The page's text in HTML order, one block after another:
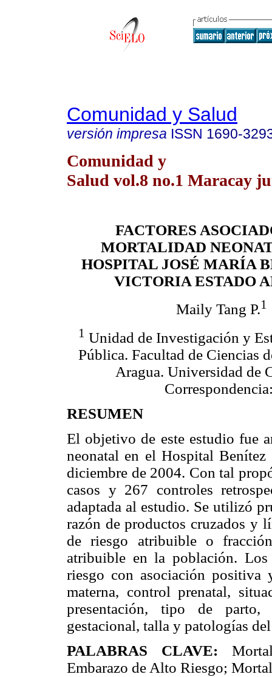
Comunidad y Salud
versión impresa ISSN 1690-
Comunidad y
Salud vol.8 no.1 Maracay
FACTORES
MORTALIDAD
HOSPITAL JOSÉ MARÍA
VICTORIA ESTADO
Maily Tang P.1
1 Unidad de Investigación y
Pública. Facultad de Ciencias
Aragua. Universidad de
RESUMEN
El objetivo de este estudio fue
neonatal en el Hospital
diciembre de 2004. Con tal
casos y 267 controles
adaptada al estudio. Se utilizó
razón de productos cruzados y
de riesgo atribuible o
atribuible en la población. Los
riesgo con asociación positiva
materna, control prenatal,
presentación, tipo de parto,
gestacional, talla y patologías
PALABRAS CLAVE:
Embarazo de Alto Riesgo;